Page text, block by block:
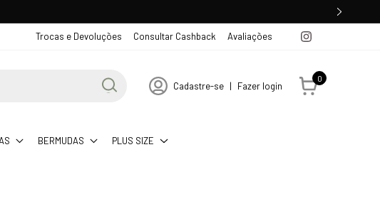
Trocas e Devoluções Consultar Cashback Avaliações
Cadastre-se | Fazer login
0
BERMUDAS PLUS SIZE